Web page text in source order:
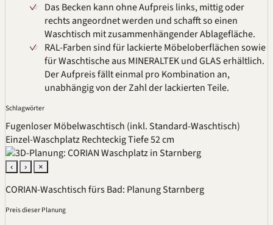
Das Becken kann ohne Aufpreis links, mittig oder
rechts angeordnet werden und schafft so einen
Waschtisch mit zusammenhängender Ablagefläche.
RAL-Farben sind für lackierte Möbeloberflächen sowie
für Waschtische ausMINERALTEKund GLAS erhältlich.
Der Aufpreis fällt einmal pro Kombination an,
unabhängig von der Zahl der lackierten Teile.
Schlagwörter
Fugenloser Möbelwaschtisch (inkl. Standard-Waschtisch)
Einzel-WaschplatzRechteckigTiefe 52 cm
‹ › ×
CORIAN-Waschtisch fürs Bad: Planung Starnberg
Preis dieser Planung